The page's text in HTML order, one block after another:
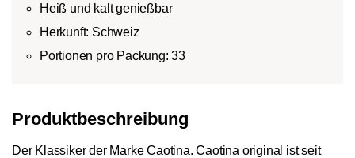
Heiß und kalt genießbar
Herkunft: Schweiz
Portionen pro Packung: 33
Produktbeschreibung
Der Klassiker der Marke Caotina. Caotina original ist seit